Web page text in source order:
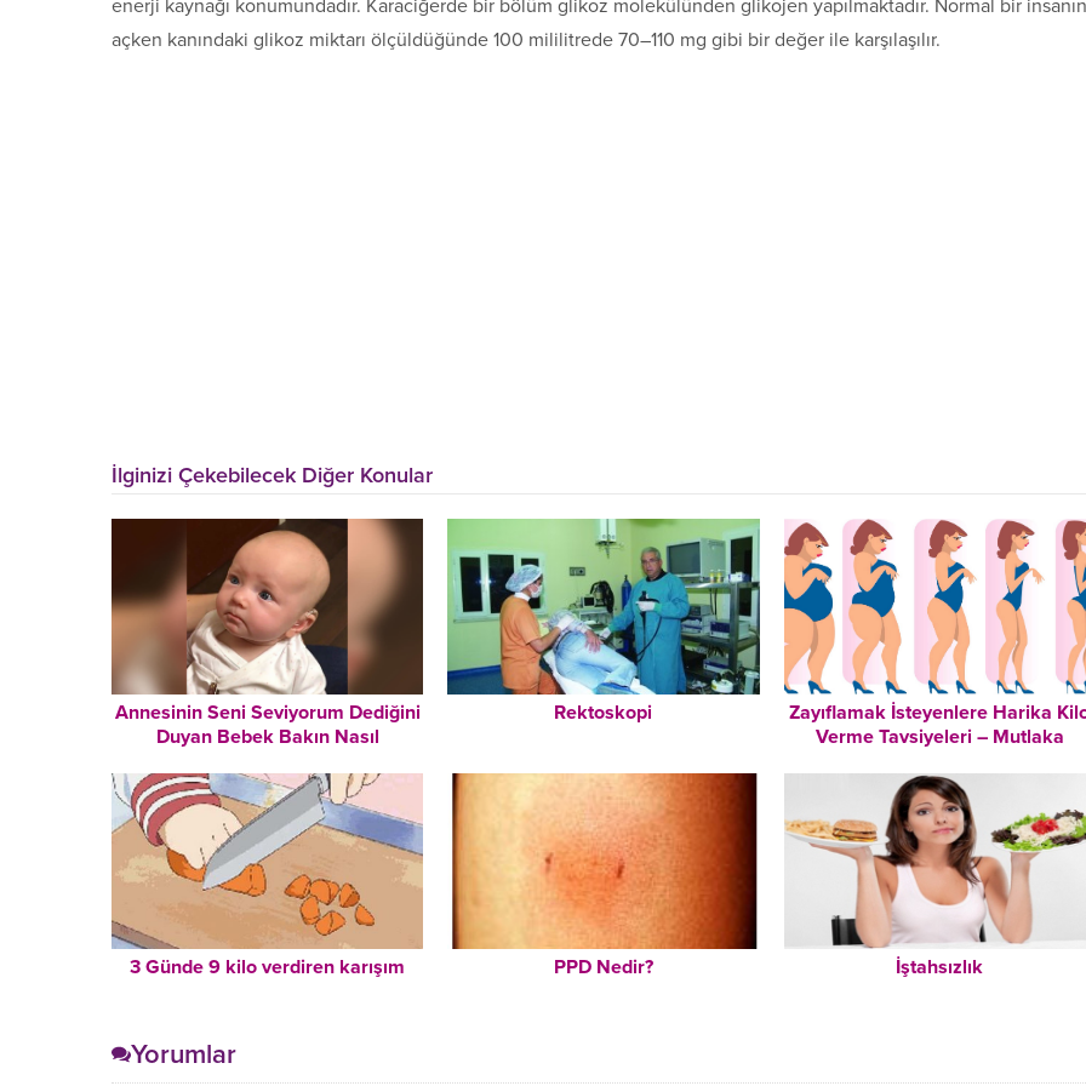
enerji kaynağı konumundadır. Karaciğerde bir bölüm glikoz molekülünden glikojen yapılmaktadır. Normal bir insanın
açken kanındaki glikoz miktarı ölçüldüğünde 100 mililitrede 70–110 mg gibi bir değer ile karşılaşılır.
İlginizi Çekebilecek Diğer Konular
Annesinin Seni Seviyorum Dediğini
Duyan Bebek Bakın Nasıl
Rektoskopi
Zayıflamak İsteyenlere Harika
Verme Tavsiyeleri – Mutlaka
3 Günde 9 kilo verdiren karışım PPD Nedir? İştahsızlık
Yorumlar